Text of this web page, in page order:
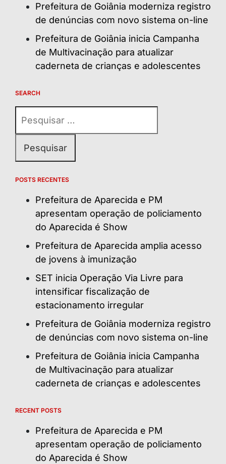
Prefeitura de Goiânia moderniza registro
de denúncias com novo sistema on-line
Prefeitura de Goiânia inicia Campanha
de Multivacinação para atualizar
caderneta de crianças e adolescentes
SEARCH
por:
POSTS RECENTES
Prefeitura de Aparecida e PM
apresentam operação de policiamento
do Aparecida é Show
Prefeitura de Aparecida amplia acesso
de jovens à imunização
SET inicia Operação Via Livre para
intensificar fiscalização de
estacionamento irregular
Prefeitura de Goiânia moderniza registro
de denúncias com novo sistema on-line
Prefeitura de Goiânia inicia Campanha
de Multivacinação para atualizar
caderneta de crianças e adolescentes
RECENT POSTS
Prefeitura de Aparecida e PM
apresentam operação de policiamento
do Aparecida é Show